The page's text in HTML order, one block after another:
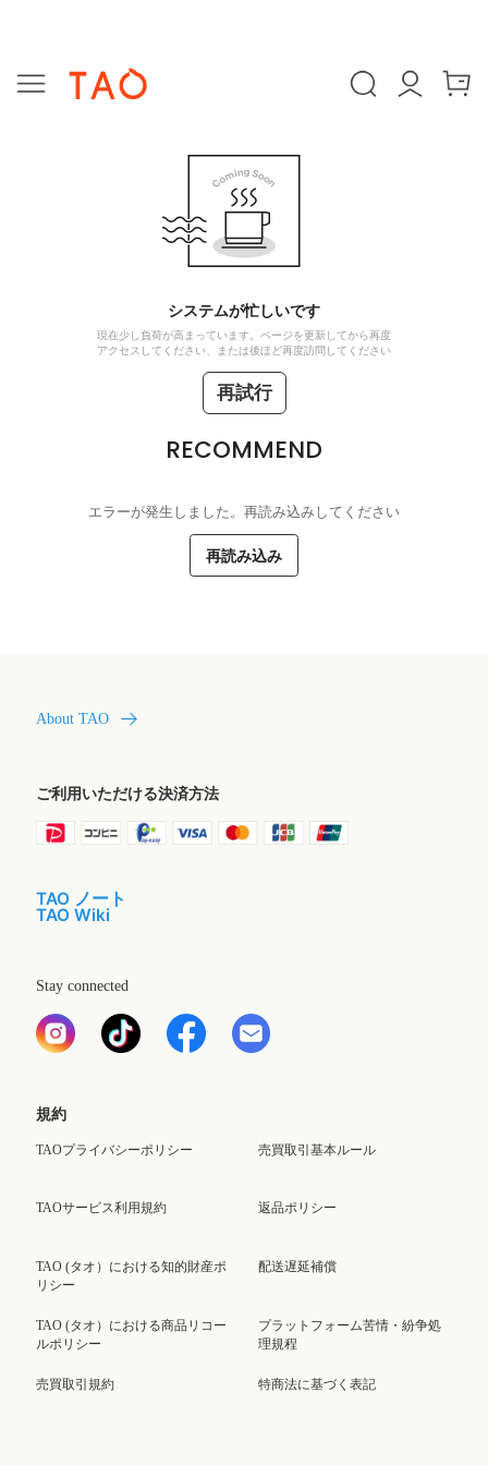
システムが忙しいです
現在少し負荷が高まっています。ページを更新してから再度
アクセスしてください、または後ほど再度訪問してください
再試行
RECOMMEND
エラーが発生しました。再読み込みしてください
再読み込み
About TAO
ご利用いただける決済方法
TAO ノート
TAO Wiki
Stay connected
規約
TAOプライバシーポリシー
TAOサービス利用規約
TAO (タオ）における知的財産ポ
リシー
TAO (タオ）における商品リコー
ルポリシー
売買取引規約
売買取引基本ルール
返品ポリシー
配送遅延補償
プラットフォーム苦情・紛争処
理規程
特商法に基づく表記